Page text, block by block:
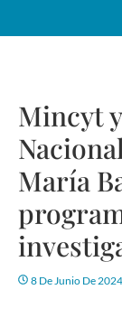
Mincyt
María
8 De Junio De 2024